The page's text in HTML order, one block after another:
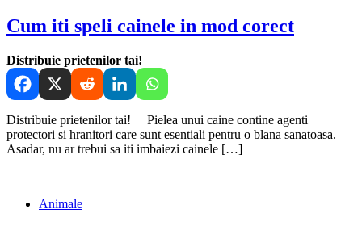
Cum iti speli cainele in mod corect
Distribuie prietenilor tai!
Distribuie prietenilor tai! Pielea unui caine contine agenti
protectori si hranitori care sunt esentiali pentru o blana sanatoasa.
Asadar, nu ar trebui sa iti imbaiezi cainele […]
Animale